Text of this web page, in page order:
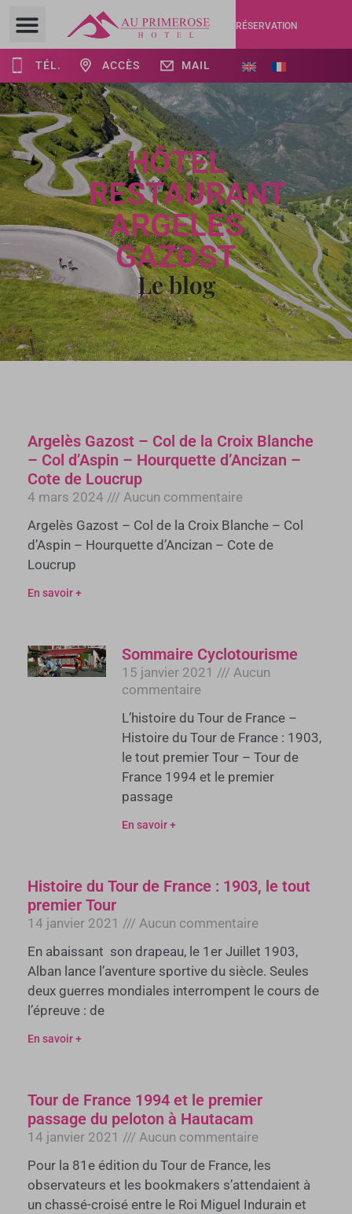
RÉSERVATION
TÉL. ACCÈS MAIL
HÔTEL
RESTAURANT
ARGELES
GAZOST
Le blog
Argelès Gazost – Col de la Croix Blanche
– Col d’Aspin – Hourquette d’Ancizan –
Cote de Loucrup
4 mars 2024
Aucun commentaire
Argelès Gazost – Col de la Croix Blanche – Col
d’Aspin – Hourquette d’Ancizan – Cote de
Loucrup
En savoir +
Sommaire Cyclotourisme
15 janvier 2021
Aucun
commentaire
L’histoire du Tour de France –
Histoire du Tour de France : 1903,
le tout premier Tour – Tour de
France 1994 et le premier
passage
En savoir +
Histoire du Tour de France : 1903, le tout
premier Tour
14 janvier 2021
Aucun commentaire
En abaissant son drapeau, le 1er Juillet 1903,
Alban lance l’aventure sportive du siècle. Seules
deux guerres mondiales interrompent le cours de
l’épreuve : de
En savoir +
Tour de France 1994 et le premier
passage du peloton à Hautacam
14 janvier 2021
Aucun commentaire
Pour la 81e édition du Tour de France, les
observateurs et les bookmakers s’attendaient à
un chassé-croisé entre le Roi Miguel Indurain et